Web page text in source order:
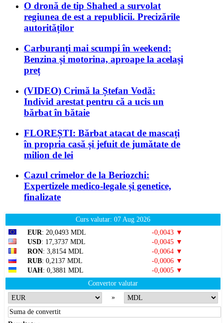
O dronă de tip Shahed a survolat
regiunea de est a republicii. Precizările
autorităților
Carburanți mai scumpi în weekend:
Benzina și motorina, aproape la același
preț
(VIDEO) Crimă la Ștefan Vodă:
Individ arestat pentru că a ucis un
bărbat în bătaie
FLOREȘTI: Bărbat atacat de mascați
în propria casă și jefuit de jumătate de
milion de lei
Cazul crimelor de la Beriozchi:
Expertizele medico-legale și genetice,
finalizate
Curs valutar: 07 Aug 2026
EUR: 20,0493 MDL
-0,0043 ▼
USD: 17,3737 MDL
-0,0045 ▼
RON: 3,8154 MDL
-0,0064 ▼
RUB: 0,2137 MDL
-0,0006 ▼
UAH: 0,3881 MDL
-0,0005 ▼
Convertor valutar
»